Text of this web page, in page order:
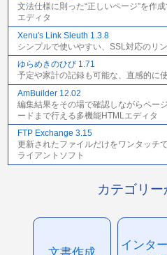
文法仕様に則った“正しいページ”を作
エディタ
Xenu's Link Sleuth 1.3.8
シンプルで使いやすい、SSL対応のリ
ゆらめきのひび 1.71
予定や家計の記録も可能な、直感的に
AmBuilder 12.02
編集結果をその場で確認しながらペー
ードまで行える多機能HTMLエディタ
FTP Exchange 3.15
更新されたファイルだけをワンタッチ
ライアントソフト
カテゴリ
インタ